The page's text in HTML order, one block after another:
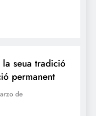
seua tradició
permanent
de